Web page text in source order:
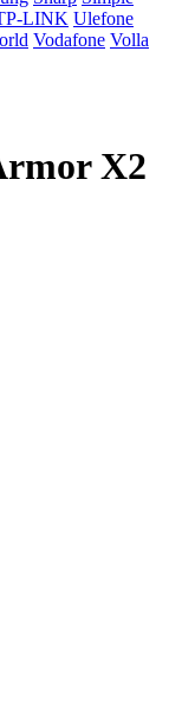
LINK Ulefone
Vodafone Volla
X2